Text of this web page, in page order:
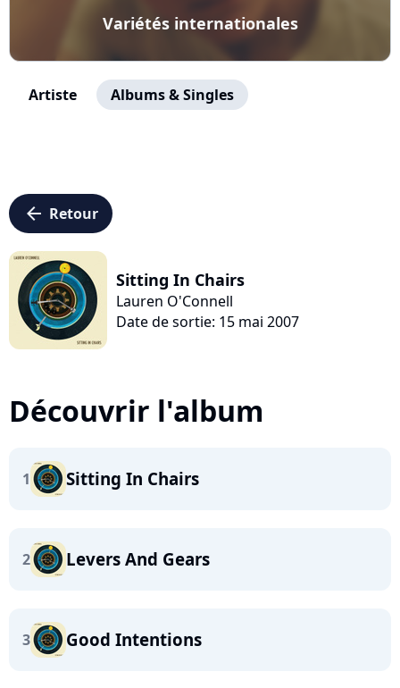
Variétés internationales
Artiste Albums & Singles
arrow_left Retour
Sitting In Chairs
Lauren O'Connell
Date de sortie: 15 mai 2007
Découvrir l'album
1 Sitting In Chairs
2 Levers And Gears
3 Good Intentions